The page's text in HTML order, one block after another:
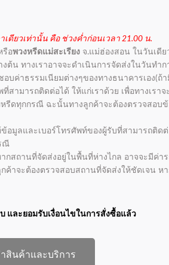
ดียวเท่านั้น คือ ช่วงค่ำก่อนเวลา 21.00 น.
รือพวงหรีดแม่สะเรียง จ.แม่ฮ่องสอน ในวันเดี
ต้น ทางเราอาจจะดำเนินการจัดส่งในวันทำก
บค่าธรรมเนียมต่างๆของทางธนาคารเอง(ถ้า
ามารถติดต่อได้ ให้แก่เราด้วย เพื่อทางเรา
รีดทุกกรณี ฉะนั้นทางลูกค้าจะต้องตรวจสอบ
มูลและเบอร์โทรศัพท์ของผู้รับที่สามารถติดต่
ณี
สถานที่จัดส่งอยู่ในพื้นที่ห่างไกล อาจจะมีค่าร
าจะต้องตรวจสอบสถานที่จัดส่งให้ชัดเจน ห
และยอมรับเงื่อนไขในการสั่งซื้อแล้ว
สินค้าและบริการ